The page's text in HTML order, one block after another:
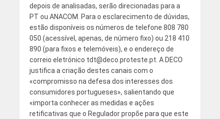
depois de analisadas, serão direcionadas para a
PT ou ANACOM. Para o esclarecimento de dúvidas,
estão disponíveis os números de telefone 808 780
050 (acessível, apenas, de número fixo) ou 218 410
890 (para fixos e telemóveis), e o endereço de
correio eletrónico tdt@deco.proteste.pt. A DECO
justifica a criação destes canais com o
«compromisso na defesa dos interesses dos
consumidores portugueses», salientando que
«importa conhecer as medidas e ações
retificativas que o Regulador propõe para que este